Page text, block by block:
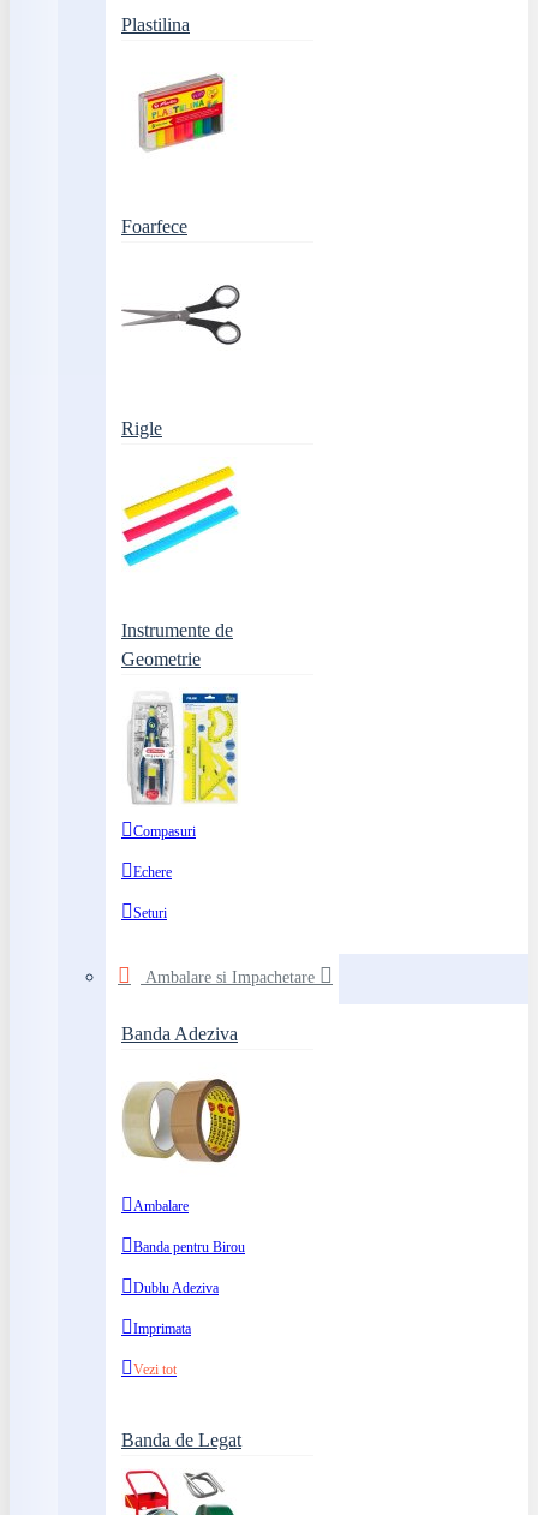
Plastilina
Foarfece
Rigle
Instrumente de
Geometrie
Compasuri
Echere
Seturi
Ambalare si Impachetare
Banda Adeziva
Ambalare
Banda pentru Birou
Dublu Adeziva
Imprimata
Vezi tot
Banda de Legat